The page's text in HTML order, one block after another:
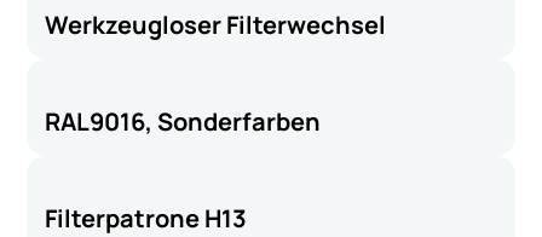
Werkzeugloser Filterwechsel
RAL9016, Sonderfarben
Filterpatrone H13